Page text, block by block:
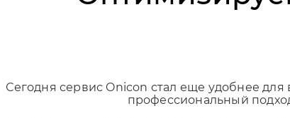
Сегодня сервис Onicon стал еще удобнее
профессиональный